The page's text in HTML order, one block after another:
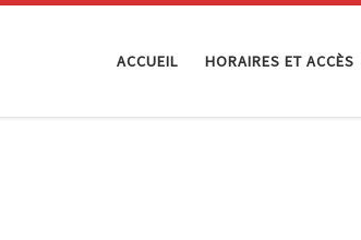
ACCUEIL HORAIRES ET ACCÈS